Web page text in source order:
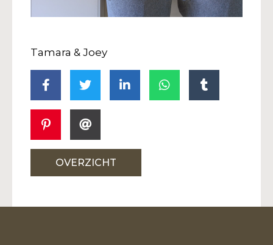
Tamara & Joey
OVERZICHT